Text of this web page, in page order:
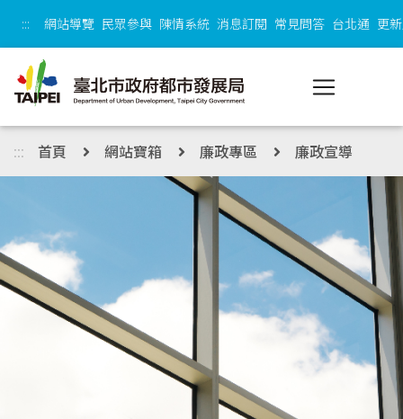
::: 網站導覽 民眾參與 陳情系統 消息訂閱 常見問答 台北通 更
::: 首頁 網站寶箱 廉政專區 廉政宣導